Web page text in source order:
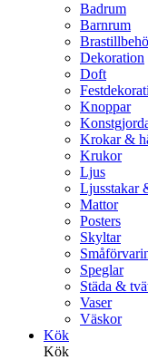
Badrum
Barnrum
Dekoration
Doft
Knoppar
Krokar &
Krukor
Ljus
Ljusstakar
Mattor
Posters
Skyltar
Speglar
Städa &
Vaser
Väskor
Kök
Kök